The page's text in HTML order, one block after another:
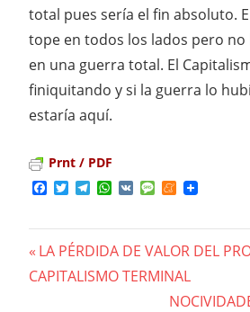
total pues sería el fin absoluto.
tope en todos los lados pero
en una guerra total. El
finiquitando y si la guerra lo
estaría aquí.
Prnt / PDF
Facebook
TwitterTelegram
WhatsApp
VK MessageMeneame
Navegación
Previous
Post:
LA PÉRDIDA DE VALOR DEL
CAPITALISMO TERMINAL
Next